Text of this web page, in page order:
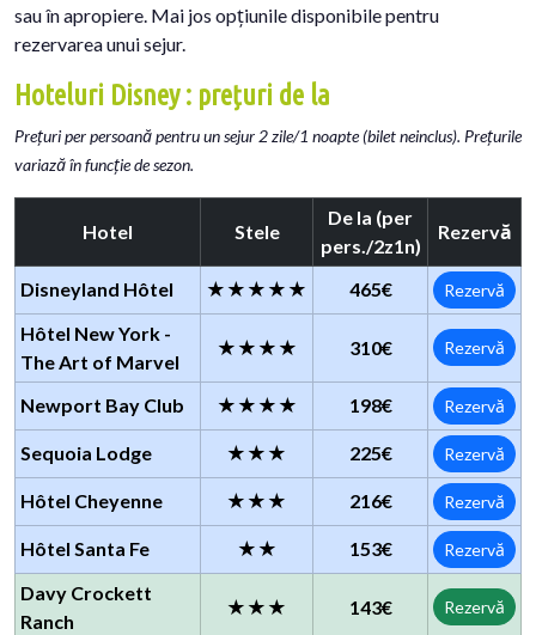
sau în apropiere. Mai jos opțiunile disponibile pentru
rezervarea unui sejur.
Hoteluri Disney : prețuri de la
Prețuri per persoană pentru un sejur 2 zile/1 noapte (bilet neinclus). Prețurile
variază în funcție de sezon.
Hotel Stele
De la (per
pers./2z1n)
Rezervă
Disneyland Hôtel ★★★★★ 465€ Rezervă
Hôtel New York -
The Art of Marvel
★★★★ 310€ Rezervă
Newport Bay Club ★★★★ 198€ Rezervă
Sequoia Lodge ★★★ 225€ Rezervă
Hôtel Cheyenne ★★★ 216€ Rezervă
Hôtel Santa Fe ★★ 153€ Rezervă
Davy Crockett
Ranch
★★★ 143€ Rezervă